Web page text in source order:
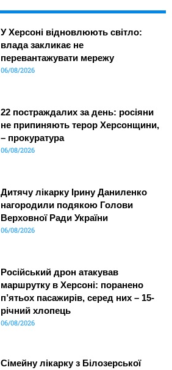
У Херсоні відновлюють світло:
влада закликає не
перевантажувати мережу
06/08/2026
22 постраждалих за день: росіяни
не припиняють терор Херсонщини,
– прокуратура
06/08/2026
Дитячу лікарку Ірину Даниленко
нагородили подякою Голови
Верховної Ради України
06/08/2026
Російський дрон атакував
маршрутку в Херсоні: поранено
п’ятьох пасажирів, серед них – 15-
річний хлопець
06/08/2026
Сімейну лікарку з Білозерської